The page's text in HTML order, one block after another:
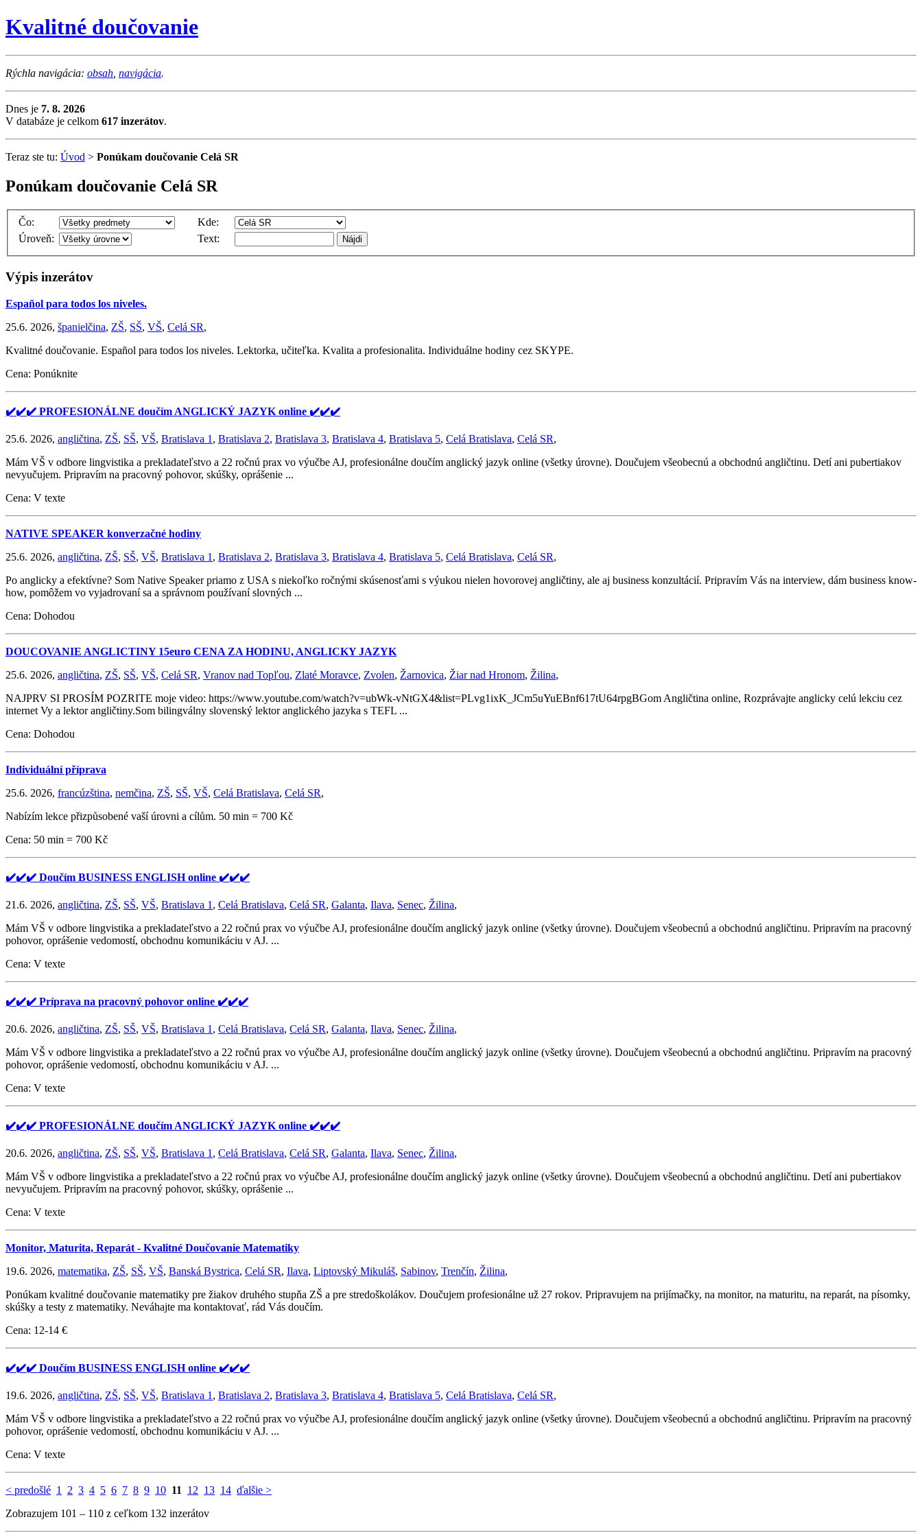
Kvalitné doučovanie
Rýchla navigácia: obsah navigácia.
Dnes je 7. 8. 2026
V databáze je celkom 617 inzerátov.
Teraz ste tu: Úvod > Ponúkam doučovanie Celá SR
Ponúkam doučovanie Celá SR
Čo:
Kde:
Úroveň:
Text:
Výpis inzerátov
Español para todos los niveles.
25.6. 2026, španielčina, ZŠ, SŠ, VŠ, Celá SR,
Kvalitné doučovanie. Español para todos los niveles. Lektorka, učiteľka. Kvalita a profesionalita. Individuálne hodiny cez SKYPE.
Cena: Ponúknite
✔️✔️✔️ PROFESIONÁLNE doučím ANGLICKÝ JAZYK online ✔️✔️✔️
25.6. 2026, angličtina, ZŠ, SŠ, VŠ, Bratislava 1 , Bratislava 2, Bratislava 3, Bratislava 4, Bratislava 5, Celá Bratislava, Celá SR,
Mám VŠ v odbore lingvistika a prekladateľstvo a 22 ročnú prax vo výučbe AJ, profesionálne doučím anglický jazyk online (všetky úrovne). Doučujem všeobecnú a obchodnú angličtinu. Detí ani pubertiakov
nevyučujem. Pripravím na pracovný pohovor, skúšky, oprášenie ...
Cena: V texte
NATIVE SPEAKER konverzačné hodiny
25.6. 2026, angličtina, ZŠ, SŠ, VŠ, Bratislava 1 , Bratislava 2, Bratislava 3, Bratislava 4, Bratislava 5, Celá Bratislava, Celá SR,
Po anglicky a efektívne? Som Native Speaker priamo z USA s niekoľko ročnými skúsenosťami s výukou nielen hovorovej angličtiny, ale aj business konzultácií. Pripravím Vás na interview, dám business know-
how, pomôžem vo vyjadrovaní sa a správnom používaní slovných ...
Cena: Dohodou
DOUCOVANIE ANGLICTINY 15euro CENA ZA HODINU, ANGLICKY JAZYK
25.6. 2026, angličtina, ZŠ, SŠ, VŠ, Celá SR, Vranov nad Topľou, Zlaté Moravce, Zvolen, Žarnovica, Žiar nad Hronom, Žilina,
NAJPRV SI PROSÍM POZRITE moje video: https://www.youtube.com/watch?v=ubWk-vNtGX4&list=PLvg1ixK_JCm5uYuEBnf617tU64rpgBGom Angličtina online, Rozprávajte anglicky celú lekciu cez
internet Vy a lektor angličtiny.Som bilingválny slovenský lektor anglického jazyka s TEFL ...
Cena: Dohodou
Individuální příprava
25.6. 2026, francúzština, nemčina, ZŠ, SŠ, VŠ, Celá Bratislava, Celá SR,
Nabízím lekce přizpůsobené vaší úrovni a cílům. 50 min = 700 Kč
Cena: 50 min = 700 Kč
✔️✔️✔️ Doučím BUSINESS ENGLISH online ✔️✔️✔️
21.6. 2026, angličtina, ZŠ, SŠ, VŠ, Bratislava 1 , Celá Bratislava, Celá SR, Galanta, Ilava, Senec, Žilina,
Mám VŠ v odbore lingvistika a prekladateľstvo a 22 ročnú prax vo výučbe AJ, profesionálne doučím anglický jazyk online (všetky úrovne). Doučujem všeobecnú a obchodnú angličtinu. Pripravím na pracovný
pohovor, oprášenie vedomostí, obchodnu komunikáciu v AJ. ...
Cena: V texte
✔️✔️✔️ Príprava na pracovný pohovor online ✔️✔️✔️
20.6. 2026, angličtina, ZŠ, SŠ, VŠ, Bratislava 1 , Celá Bratislava, Celá SR, Galanta, Ilava, Senec, Žilina,
Mám VŠ v odbore lingvistika a prekladateľstvo a 22 ročnú prax vo výučbe AJ, profesionálne doučím anglický jazyk online (všetky úrovne). Doučujem všeobecnú a obchodnú angličtinu. Pripravím na pracovný
pohovor, oprášenie vedomostí, obchodnu komunikáciu v AJ. ...
Cena: V texte
✔️✔️✔️ PROFESIONÁLNE doučím ANGLICKÝ JAZYK online ✔️✔️✔️
20.6. 2026, angličtina, ZŠ, SŠ, VŠ, Bratislava 1 , Celá Bratislava, Celá SR, Galanta, Ilava, Senec, Žilina,
Mám VŠ v odbore lingvistika a prekladateľstvo a 22 ročnú prax vo výučbe AJ, profesionálne doučím anglický jazyk online (všetky úrovne). Doučujem všeobecnú a obchodnú angličtinu. Detí ani pubertiakov
nevyučujem. Pripravím na pracovný pohovor, skúšky, oprášenie ...
Cena: V texte
Monitor, Maturita, Reparát - Kvalitné Doučovanie Matematiky
19.6. 2026, matematika, ZŠ, SŠ, VŠ, Banská Bystrica, Celá SR, Ilava, Liptovský Mikuláš, Sabinov, Trenčín, Žilina,
Ponúkam kvalitné doučovanie matematiky pre žiakov druhého stupňa ZŠ a pre stredoškolákov. Doučujem profesionálne už 27 rokov. Pripravujem na prijímačky, na monitor, na maturitu, na reparát, na písomky,
skúšky a testy z matematiky. Neváhajte ma kontaktovať, rád Vás doučím.
Cena: 12-14 €
✔️✔️✔️ Doučím BUSINESS ENGLISH online ✔️✔️✔️
19.6. 2026, angličtina, ZŠ, SŠ, VŠ, Bratislava 1 , Bratislava 2, Bratislava 3, Bratislava 4, Bratislava 5, Celá Bratislava, Celá SR,
Mám VŠ v odbore lingvistika a prekladateľstvo a 22 ročnú prax vo výučbe AJ, profesionálne doučím anglický jazyk online (všetky úrovne). Doučujem všeobecnú a obchodnú angličtinu. Pripravím na pracovný
pohovor, oprášenie vedomostí, obchodnu komunikáciu v AJ. ...
Cena: V texte
< predošlé 1 2 3 4 5 6 7 8 9 10 11 12 13 14 ďalšie >
Zobrazujem 101 – 110 z ceľkom 132 inzerátov